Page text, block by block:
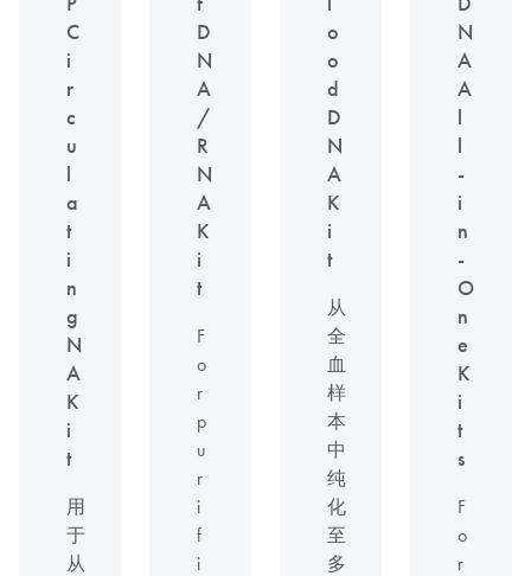
C
i
r
c
u
l
a
t
i
n
g
N
A
K
i
t
用
于
从
D
N
A
/
R
N
A
K
i
t
F
o
r
p
u
r
i
f
i
o
o
d
D
N
A
K
i
t
从
全
血
样
本
中
纯
化
至
多
N
A
A
l
l
-
i
n
-
O
n
e
K
i
t
s
F
o
r